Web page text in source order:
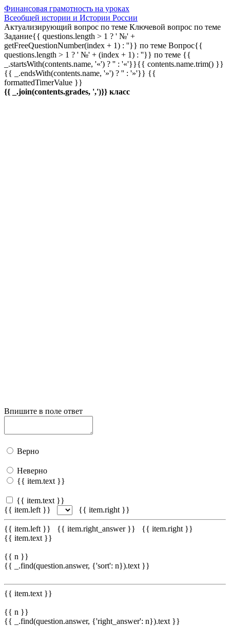
Финансовая грамотность на уроках
Всеобщей истории и Истории России
Актуализирующий вопрос по теме Ключевой вопрос по теме
Задание{{ questions.length > 1 ? ' №' +
getFreeQuestionNumber(index + 1) : ''}} по теме Вопрос{{
questions.length > 1 ? ' №' + (index + 1) : ''}} по теме {{
_.startsWith(contents.name, '«') ? '' : '«'}}{{ contents.name.trim() }}
{{ _.endsWith(contents.name, '»') ? '' : '»'}} {{
formattedTimerValue }}
{{ _.join(contents.grades, ',')}} класс
Впишите в поле ответ
Верно
Неверно
{{ item.text }}
{{ item.text }}
{{ item.left }}
{{ item.right }}
{{ item.left }} {{ item.right_answer }}
{{ item.right }}
{{ item.text }}
{{ n }}
{{ _.find(question.answer, {'sort': n}).text }}
{{ item.text }}
{{ n }}
{{ _.find(question.answer, {'right_answer': n}).text }}